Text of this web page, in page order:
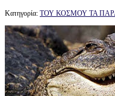
Κατηγορία: ΤΟΥ ΚΟΣΜΟΥ ΤΑ